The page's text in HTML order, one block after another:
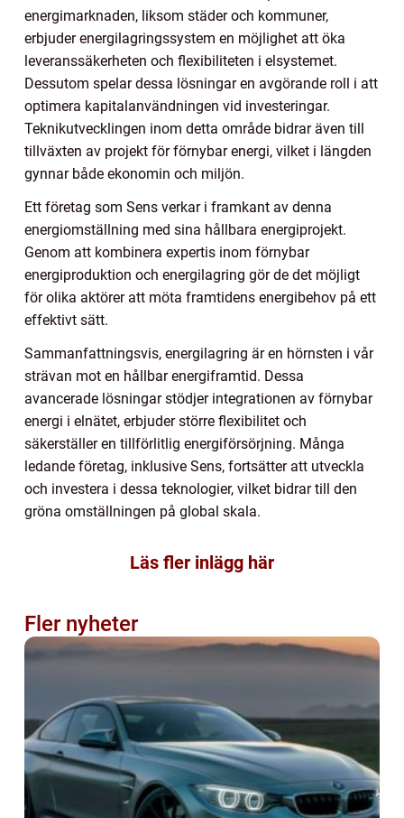
energimarknaden, liksom städer och kommuner,
erbjuder energilagringssystem en möjlighet att öka
leveranssäkerheten och flexibiliteten i elsystemet.
Dessutom spelar dessa lösningar en avgörande roll i att
optimera kapitalanvändningen vid investeringar.
Teknikutvecklingen inom detta område bidrar även till
tillväxten av projekt för förnybar energi, vilket i längden
gynnar både ekonomin och miljön.
Ett företag som Sens verkar i framkant av denna
energiomställning med sina hållbara energiprojekt.
Genom att kombinera expertis inom förnybar
energiproduktion och energilagring gör de det möjligt
för olika aktörer att möta framtidens energibehov på ett
effektivt sätt.
Sammanfattningsvis, energilagring är en hörnsten i vår
strävan mot en hållbar energiframtid. Dessa
avancerade lösningar stödjer integrationen av förnybar
energi i elnätet, erbjuder större flexibilitet och
säkerställer en tillförlitlig energiförsörjning. Många
ledande företag, inklusive Sens, fortsätter att utveckla
och investera i dessa teknologier, vilket bidrar till den
gröna omställningen på global skala.
Läs fler inlägg här
Fler nyheter